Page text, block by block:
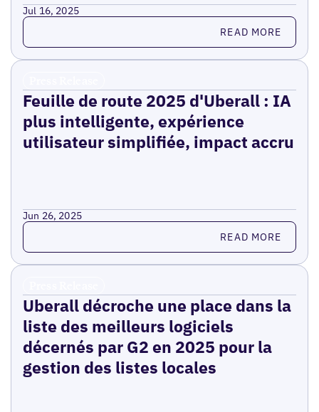
Jul 16, 2025
Read more READ MORE
Feuille de route 2025 d'Uberall : IA
plus intelligente, expérience
utilisateur simplifiée, impact accru
Jun 26, 2025
Read more READ MORE
Uberall décroche une place dans la
liste des meilleurs logiciels
décernés par G2 en 2025 pour la
gestion des listes locales